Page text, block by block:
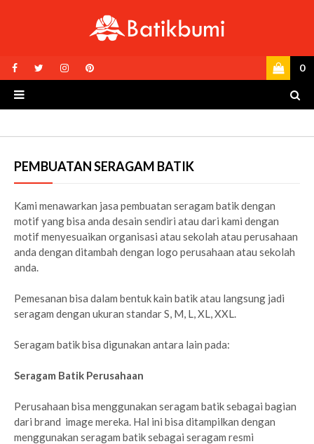
0
PEMBUATAN SERAGAM BATIK
Kami menawarkan jasa pembuatan seragam batik dengan
motif yang bisa anda desain sendiri atau dari kami dengan
motif menyesuaikan organisasi atau sekolah atau perusahaan
anda dengan ditambah dengan logo perusahaan atau sekolah
anda.
Pemesanan bisa dalam bentuk kain batik atau langsung jadi
seragam dengan ukuran standar S, M, L, XL, XXL.
Seragam batik bisa digunakan antara lain pada:
Seragam Batik Perusahaan
Perusahaan bisa menggunakan seragam batik sebagai bagian
dari brand image mereka. Hal ini bisa ditampilkan dengan
menggunakan seragam batik sebagai seragam resmi